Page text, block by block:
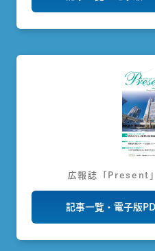
広報誌「Present」
記事一覧・電子版